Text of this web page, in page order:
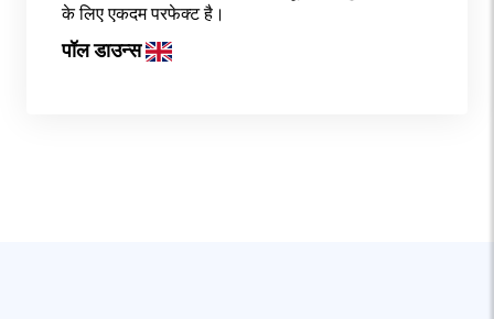
के लिए एकदम परफेक्ट है।
पॉल डाउन्स